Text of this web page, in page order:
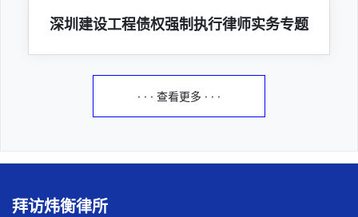
深圳建设工程债权强制执行律师实务专题
· · · 查看更多 · · ·
拜访炜衡律所